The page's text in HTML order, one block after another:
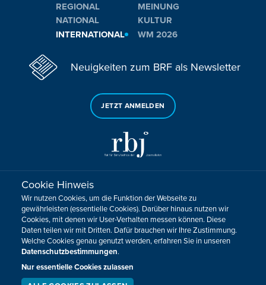
REGIONAL
NATIONAL
INTERNATIONAL
MEINUNG
KULTUR
WM 2026
Neuigkeiten zum BRF als Newsletter
JETZT ANMELDEN
Sie haben noch Fragen oder Anmerkungen?
KONTAKTIEREN SIE UNS!
Impressum Datenschutz Kontakt
Barrierefreiheit
Cookie-Zustimmung anpassen
Design, Konzept & Programmierung:
Cookie Hinweis
Wir nutzen Cookies, um die Funktion der Webseite zu
gewährleisten (essentielle Cookies). Darüber hinaus nutzen wir
Cookies, mit denen wir User-Verhalten messen können. Diese
Daten teilen wir mit Dritten. Dafür brauchen wir Ihre Zustimmung.
Welche Cookies genau genutzt werden, erfahren Sie in unseren
Datenschutzbestimmungen.
Nur essentielle Cookies zulassen